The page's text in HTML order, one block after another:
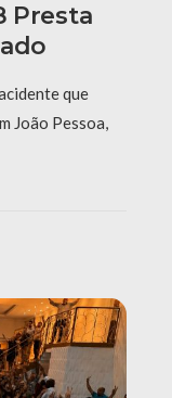
Presta
que
João Pessoa,